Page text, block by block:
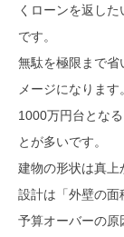
くローンを返し
です。
無駄を極限まで省
メージになります。
1000万円台とな
とが多いです。
建物の形状は真上
設計は「外壁の面
予算オーバーの原